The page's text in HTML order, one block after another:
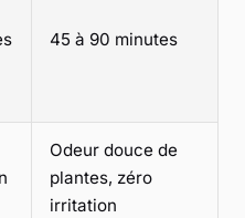
45 à 90 minutes
Odeur douce de
plantes, zéro
irritation